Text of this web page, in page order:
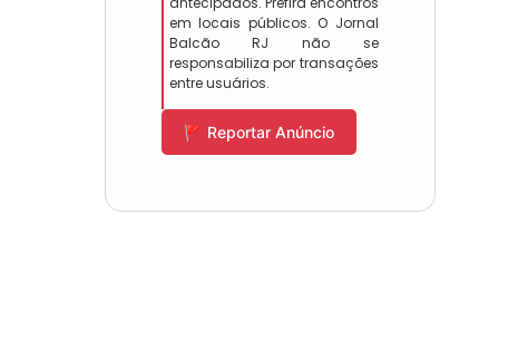
em locais públicos. O Jornal
Balcão RJ não se
responsabiliza por transações
entre usuários.
🚩 Reportar Anúncio